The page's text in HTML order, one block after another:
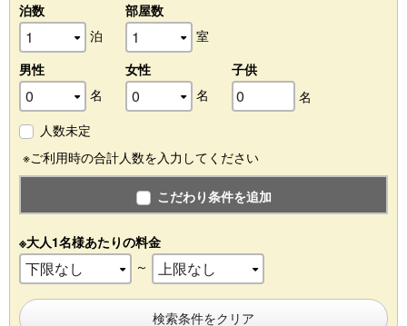
泊数
泊
部屋数
室
男性
名
女性
名
子供
名
人数未定
※ご利用時の合計人数を入力してください
こだわり条件を追加
※大人1名様あたりの料金
～
検索条件をクリア